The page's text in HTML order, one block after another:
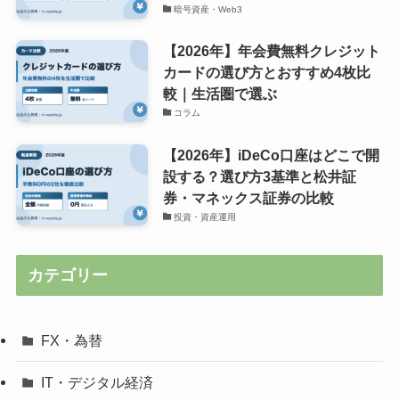
暗号資産・Web3
【2026年】年会費無料クレジット
カードの選び方とおすすめ4枚比
較｜生活圏で選ぶ
コラム
【2026年】iDeCo口座はどこで開
設する？選び方3基準と松井証
券・マネックス証券の比較
投資・資産運用
カテゴリー
FX・為替
IT・デジタル経済